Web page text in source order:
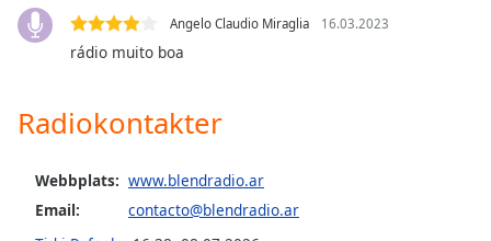
Descriptions
selected
Subtitles
subtitles
Angelo Claudio Miraglia 16.03.2023
rádio muito boa
Radiokontakter
Webbplats: www.blendradio.ar
Email:
contacto@blendradio.ar